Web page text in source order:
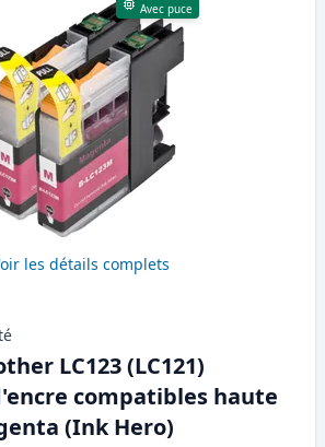
Avec puce
les détails complets
LC123 (LC121)
compatibles haute
(Ink Hero)